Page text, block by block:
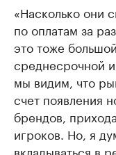
«Насколько они
по оплатам за
это тоже
среднесрочной
мы видим, что
счет появления
брендов,
игроков. Но, я
вкладываться в